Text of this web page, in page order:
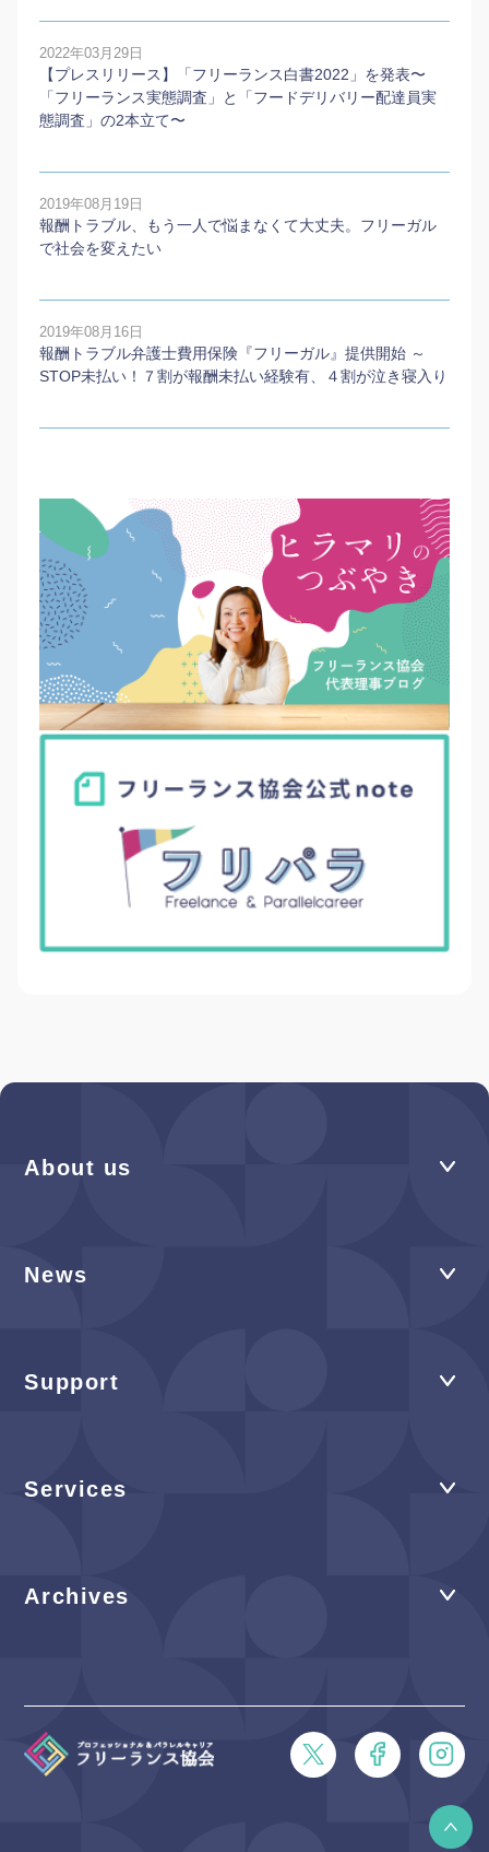
2022年03月29日
【プレスリリース】「フリーランス白書2022」を発表〜
「フリーランス実態調査」と「フードデリバリー配達員実
態調査」の2本⽴て〜
2019年08月19日
報酬トラブル、もう一人で悩まなくて大丈夫。フリーガル
で社会を変えたい
2019年08月16日
報酬トラブル弁護士費用保険『フリーガル』提供開始 ～
STOP未払い！７割が報酬未払い経験有、４割が泣き寝入り
About us
News
Support
Services
Archives